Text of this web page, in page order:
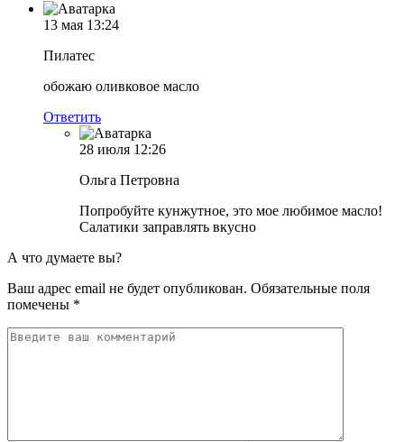
13 мая 13:24
Пилатес
обожаю оливковое масло
Ответить
28 июля 12:26
Ольга Петровна
Попробуйте кунжутное, это мое любимое масло!
Салатики заправлять вкусно
А что думаете вы?
Ваш адрес email не будет опубликован. Обязательные поля
помечены *